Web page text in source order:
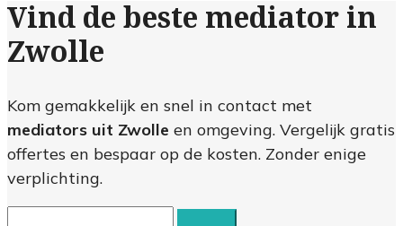
Vind de beste mediator in
Zwolle
Kom gemakkelijk en snel in contact met
mediators uit Zwolle en omgeving. Vergelijk gratis
offertes en bespaar op de kosten. Zonder enige
verplichting.